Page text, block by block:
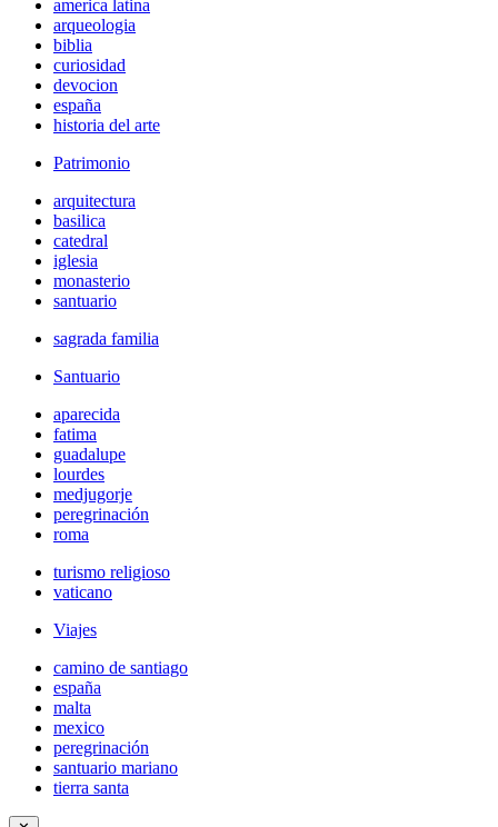
america latina
arqueologia
biblia
curiosidad
devocion
españa
historia del arte
Patrimonio
arquitectura
basilica
catedral
iglesia
monasterio
santuario
sagrada familia
Santuario
aparecida
fatima
guadalupe
lourdes
medjugorje
peregrinación
roma
turismo religioso
vaticano
Viajes
camino de santiago
españa
malta
mexico
peregrinación
santuario mariano
tierra santa